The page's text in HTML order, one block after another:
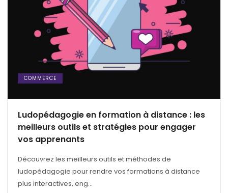
COMMERCE
Ludopédagogie en formation à distance : les
meilleurs outils et stratégies pour engager
vos apprenants
Découvrez les meilleurs outils et méthodes de
ludopédagogie pour rendre vos formations à distance
plus interactives, eng...